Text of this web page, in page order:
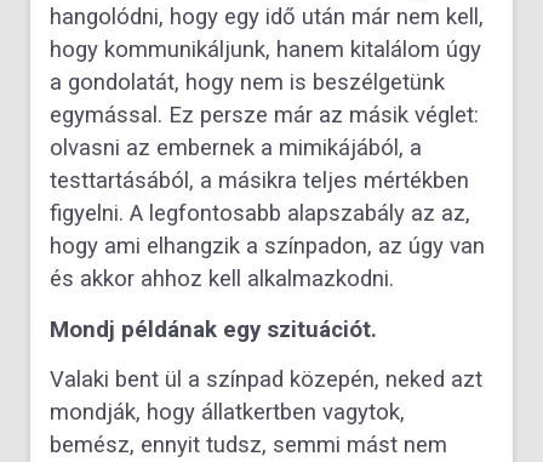
hangolódni, hogy egy idő után már nem kell,
hogy kommunikáljunk, hanem kitalálom úgy
a gondolatát, hogy nem is beszélgetünk
egymással. Ez persze már az másik véglet:
olvasni az embernek a mimikájából, a
testtartásából, a másikra teljes mértékben
figyelni. A legfontosabb alapszabály az az,
hogy ami elhangzik a színpadon, az úgy van
és akkor ahhoz kell alkalmazkodni.
Mondj példának egy szituációt.
Valaki bent ül a színpad közepén, neked azt
mondják, hogy állatkertben vagytok,
bemész, ennyit tudsz, semmi mást nem